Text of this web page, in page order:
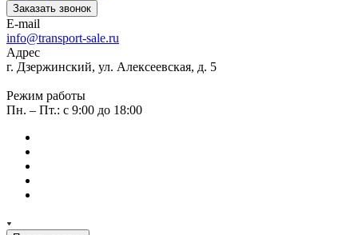
Заказать звонок
E-mail
info@transport-sale.ru
Адрес
г. Дзержинский, ул. Алексеевская, д. 5
Режим работы
Пн. – Пт.: с 9:00 до 18:00